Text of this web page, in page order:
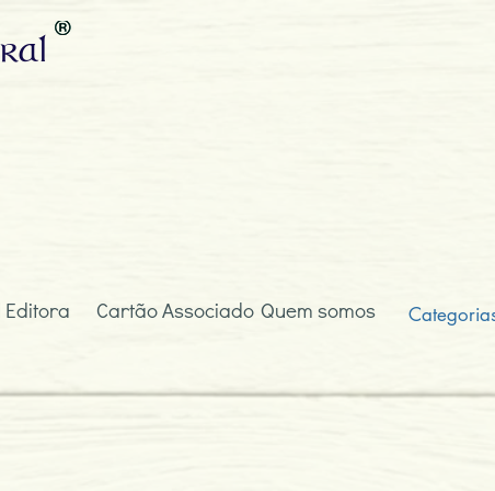
Editora Cartão Associado Quem somos